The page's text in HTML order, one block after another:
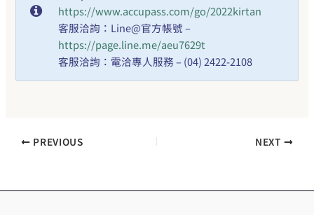
https://www.accupass.com/go/2022kirtan
客服洽詢：Line@官方帳號 –
https://page.line.me/aeu7629t
客服洽詢：電洽專人服務 – (04) 2422-2108
PREVIOUS NEXT